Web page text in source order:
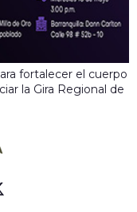
fortalecer el cuerpo
la Gira Regional de